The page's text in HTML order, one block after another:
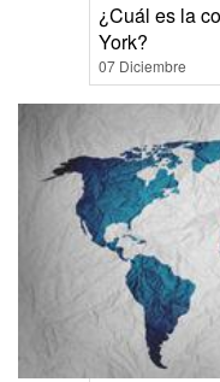
¿Cuál es la
York?
07 Diciembre